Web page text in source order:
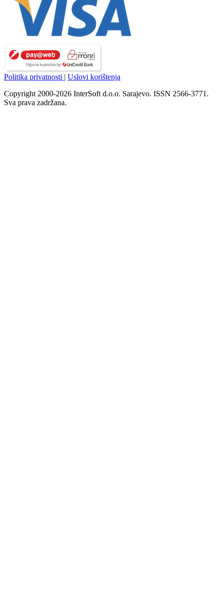
Politika privatnosti | Uslovi korištenja
Copyright 2000-2026 InterSoft d.o.o. Sarajevo. ISSN 2566-3771.
Sva prava zadržana.